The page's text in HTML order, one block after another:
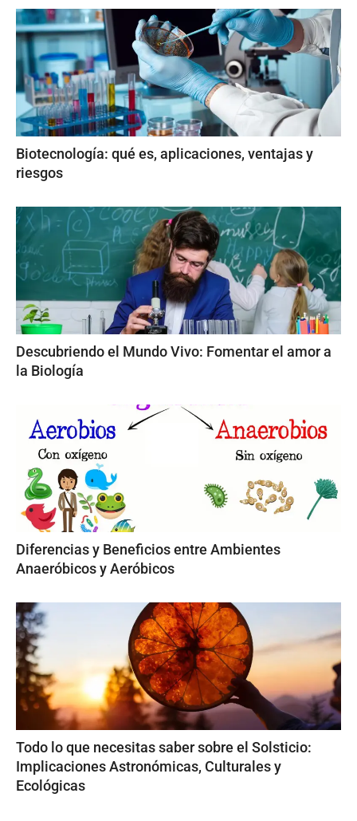
Biotecnología: qué es, aplicaciones, ventajas y
riesgos
Descubriendo el Mundo Vivo: Fomentar el amor a
la Biología
Diferencias y Beneficios entre Ambientes
Anaeróbicos y Aeróbicos
Todo lo que necesitas saber sobre el Solsticio:
Implicaciones Astronómicas, Culturales y
Ecológicas